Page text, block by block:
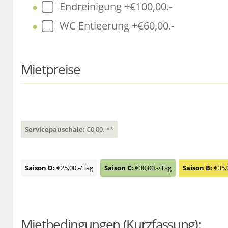
Endreinigung +€100,00.-
WC Entleerung +€60,00.-
Mietpreise
Servicepauschale: €0,00.-**
Saison D: €25,00.-/Tag Saison C: €30,00.-/Tag Saison B:
Mietbedingungen (Kurzfassung):